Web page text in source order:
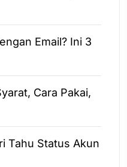
Email? Ini 3
Cara Pakai,
Tahu Status Akun